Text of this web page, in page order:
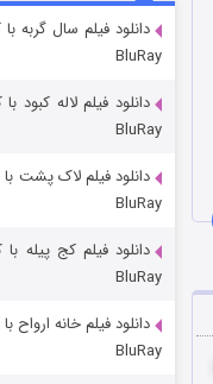
فروشگاهی برای
قسمت
شوهر
دانلود فیلم سال گربه
BluRay
دانلود فیلم لاله کبود
BluRay
دانلود فیلم لاک پشت
BluRay
دانلود فیلم کج‌ پیله
BluRay
دانلود فیلم خانه ارواح
BluRay